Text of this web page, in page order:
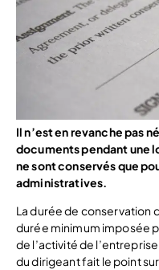
Il n’est en revanche pas
documents pendant une
ne sont conservés que
administratives.
La durée de conservation
durée minimum imposée
de l’activité de
du dirigeant fait le point